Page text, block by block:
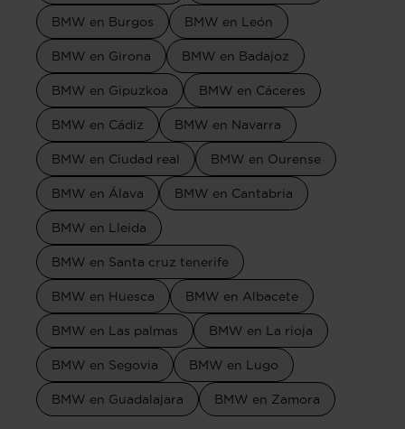
BMW en Burgos BMW en León
BMW en Girona BMW en Badajoz
BMW en Gipuzkoa BMW en Cáceres
BMW en Cádiz BMW en Navarra
BMW en Ciudad real BMW en Ourense
BMW en Álava BMW en Cantabria
BMW en Lleida
BMW en Santa cruz tenerife
BMW en Huesca BMW en Albacete
BMW en Las palmas BMW en La rioja
BMW en Segovia BMW en Lugo
BMW en Guadalajara BMW en Zamora